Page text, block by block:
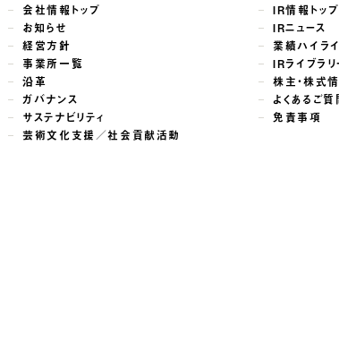
会社情報トップ
お知らせ
経営方針
事業所一覧
沿革
ガバナンス
サステナビリティ
芸術文化支援／社会貢献活動
IR情報トップ
IRニュース
業績ハイラ
IRライブラリ
株主・株式
よくあるご質
免責事項